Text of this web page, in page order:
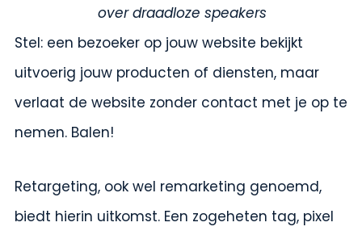
over draadloze speakers
Stel: een bezoeker op jouw website bekijkt
uitvoerig jouw producten of diensten, maar
verlaat de website zonder contact met je op te
nemen. Balen!
Retargeting, ook wel remarketing genoemd,
biedt hierin uitkomst. Een zogeheten tag, pixel